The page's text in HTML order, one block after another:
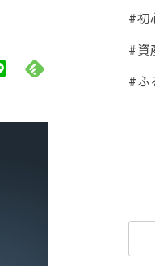
#初
#資
#ふ